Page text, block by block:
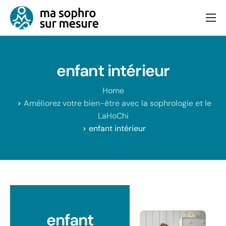
Consultation
Contact
enfant intérieur
Home
Améliorez votre bien-être avec la sophrologie et le
LaHoChi
enfant intérieur
enfant